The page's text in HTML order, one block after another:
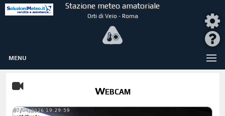
Stazione meteo amatoriale
Orti di Veio - Roma
MENU
Webcam